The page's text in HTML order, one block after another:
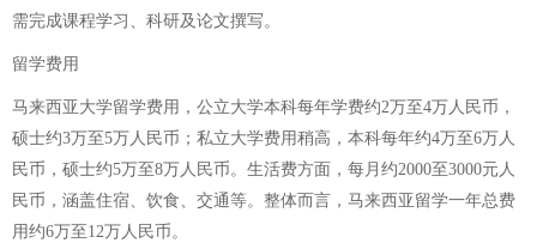
需完成课程学习、科研及论文撰写。
留学费用
马来西亚大学留学费用，公立大学本科每年学费约2万至4万人民币，
硕士约3万至5万人民币；私立大学费用稍高，本科每年约4万至6万人
民币，硕士约5万至8万人民币。生活费方面，每月约2000至3000元人
民币，涵盖住宿、饮食、交通等。整体而言，马来西亚留学一年总费
用约6万至12万人民币。